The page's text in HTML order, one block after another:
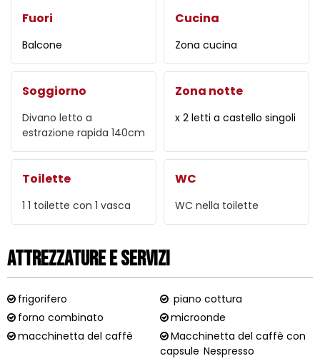
Fuori
Balcone
Cucina
Zona cucina
Soggiorno
Divano letto a
estrazione rapida 140cm
Zona notte
x 2 letti a castello singoli
Toilette
1 1 toilette con 1 vasca
WC
WC nella toilette
Attrezzature e Servizi
frigorifero
piano cottura
forno combinato
microonde
macchinetta del caffè
Macchinetta del caffè con
capsule Nespresso